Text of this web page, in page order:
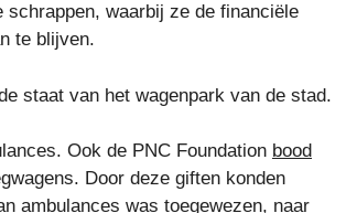
waarbij ze de financiële
te blijven.
staat van het wagenpark van de stad.
Ook de PNC Foundation bood
Door deze giften konden
ambulances was toegewezen, naar